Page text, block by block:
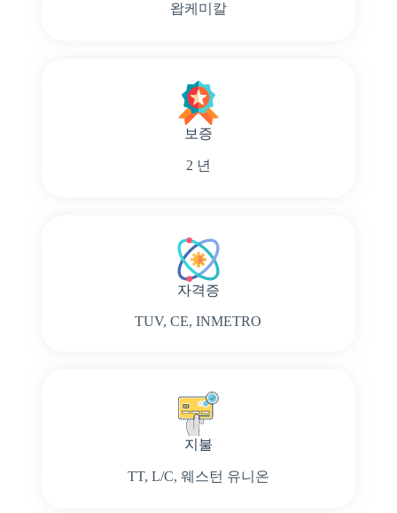
왑케미칼
보증
2 년
자격증
TUV, CE, INMETRO
지불
TT, L/C, 웨스턴 유니온